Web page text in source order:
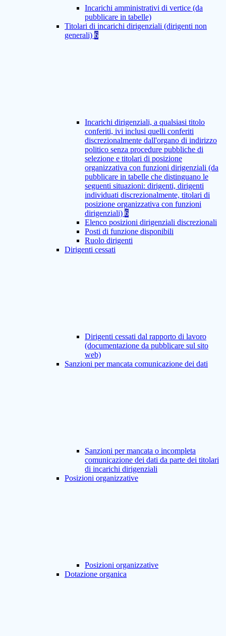
Incarichi amministrativi di vertice (da
pubblicare in tabelle)
Titolari di incarichi dirigenziali (dirigenti non
generali) 6
Incarichi dirigenziali, a qualsiasi titolo
conferiti, ivi inclusi quelli conferiti
discrezionalmente dall'organo di indirizzo
politico senza procedure pubbliche di
selezione e titolari di posizione
organizzativa con funzioni dirigenziali (da
pubblicare in tabelle che distinguano le
seguenti situazioni: dirigenti, dirigenti
individuati discrezionalmente, titolari di
posizione organizzativa con funzioni
dirigenziali) 6
Elenco posizioni dirigenziali discrezionali
Posti di funzione disponibili
Ruolo dirigenti
Dirigenti cessati
Dirigenti cessati dal rapporto di lavoro
(documentazione da pubblicare sul sito
web)
Sanzioni per mancata comunicazione dei dati
Sanzioni per mancata o incompleta
comunicazione dei dati da parte dei titolari
di incarichi dirigenziali
Posizioni organizzative
Posizioni organizzative
Dotazione organica